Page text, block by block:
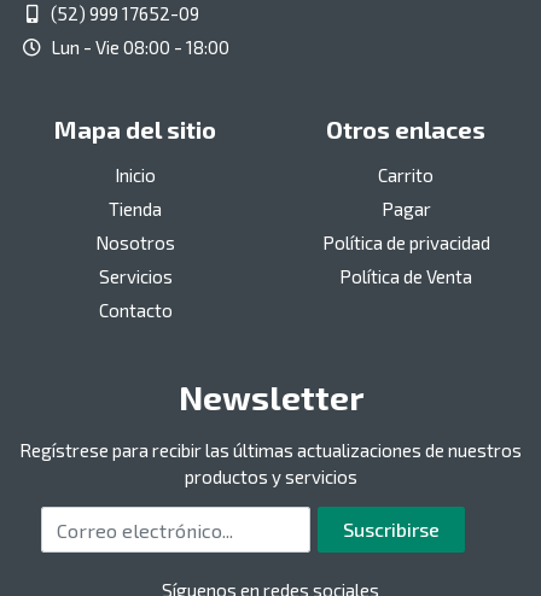
(52) 999 17652-09
Lun - Vie 08:00 - 18:00
Mapa del sitio
Inicio
Tienda
Nosotros
Servicios
Contacto
Otros enlaces
Carrito
Pagar
Política de privacidad
Política de Venta
Newsletter
Regístrese para recibir las últimas actualizaciones de nuestros
productos y servicios
Correo electrónico Suscribirse
Síguenos en redes sociales